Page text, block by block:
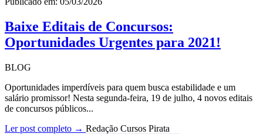
Baixe Editais de Concursos:
Oportunidades Urgentes para 2021!
BLOG
Oportunidades imperdíveis para quem busca estabilidade e um
salário promissor! Nesta segunda-feira, 19 de julho, 4 novos editais
de concursos públicos...
Ler post completo → Redação Cursos Pirata